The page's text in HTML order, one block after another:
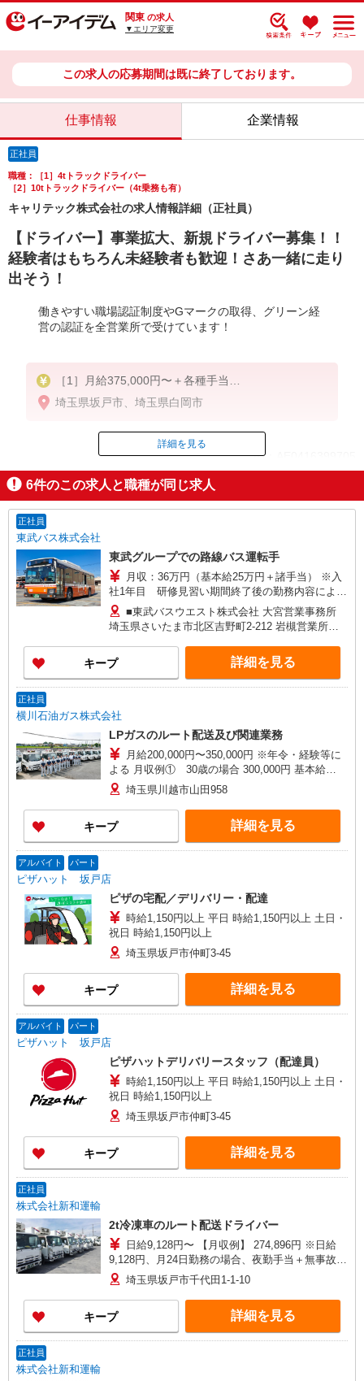
関東 の求人
▼エリア変更
この求人の応募期間は既に終了しております。
仕事情報 企業情報
正社員
職種：［1］4tトラックドライバー
［2］10tトラックドライバー（4t乗務も有）
キャリテック株式会社の求人情報詳細（正社員）
【ドライバー】事業拡大、新規ドライバー募集！！
経験者はもちろん未経験者も歓迎！さあ一緒に走り
出そう！
働きやすい職場認証制度やGマークの取得、グリーン経
営の認証を全営業所で受けています！
［1］月給375,000円〜＋各種手当
［2］月給405,000円〜＋各種手当
512万円 （賞与含む）
月給41万円 ※入社2年目、36歳（令和7年度実績）
※在籍者平均月収は422,000円
［試用期間］研修：1ヶ月〜最大6ヶ月（能力に準ず
る）
★2024年4月より9％のベースアップを実施しました
！さすが大手グループ企業！
★経験・能力・時間帯により変動有
★残業代全額支給（深夜時間帯割増有）
★繁忙期手当もらえちゃう！（年末年始1日当り5,50
0円〜8,000円）
埼玉県坂戸市、埼玉県白岡市
ID：AE0416399705
掲載期間終了
詳細を見る
6件のこの求人と職種が同じ求人
正社員
東武バス株式会社
東武グループでの路線バス運転手
月収：36万円（基本給25万円＋諸手当） ※入
社1年目 研修見習い期間終了後の勤務内容による
※入社時年齢により別途年齢加算あり ※世帯手当
別途支給あり（配偶者・子） ・入社祝金あり（最
大30万円） ・賞与あり（1年目は54万円、2年目以
降は年間5.5ヶ月分） ・昇給年1回有 〈年収例〉 ○
東京都・埼玉県・千葉県内勤務の場合【配偶者・
子1名扶養のケース】 勤続1年 年収530万円 勤
当・時間外割増・深夜割増等の諸手当および賞与
含む。
■東武バスウエスト株式会社 大宮営業事務所
埼玉県さいたま市北区吉野町2-212 岩槻営業所
埼玉県上尾市大字小敷谷字氷川後1015-1 川越営業
事務所 埼玉県川越市神明町14-8 坂戸営業所 埼
玉県坂戸市千代田5-4-23 新座営業事務所 埼玉県
キープ 詳細を見る
正社員
横川石油ガス株式会社
LPガスのルート配送及び関連業務
月給200,000円〜350,000円 ※年令・経験等に
よる 月収例① 30歳の場合 300,000円 基本給
250,000円＋残業手当50,000円（残業20時間） ※
宿直、残業代、交通費含む 月収例② 42歳の場合
350,000円 基本給300,000円＋残業手当50,000円
（残業20時間） ※宿直、残業代、交通費含む
埼玉県川越市山田958
キープ 詳細を見る
アルバイト パート
ピザハット 坂戸店
ピザの宅配／デリバリー・配達
時給1,150円以上 平日 時給1,150円以上 土日・
祝日 時給1,150円以上
埼玉県坂戸市仲町3-45
キープ 詳細を見る
アルバイト パート
ピザハット 坂戸店
ピザハットデリバリースタッフ（配達員）
時給1,150円以上 平日 時給1,150円以上 土日・
祝日 時給1,150円以上
埼玉県坂戸市仲町3-45
キープ 詳細を見る
正社員
株式会社新和運輸
2t冷凍車のルート配送ドライバー
日給9,128円〜 【月収例】 274,896円 ※日給
9,128円、月24日勤務の場合、夜勤手当＋無事故手
当3万円含む ※別途家族手当等支給 ※無事故手当
は入社3ヶ月後より支給
埼玉県坂戸市千代田1-1-10
キープ 詳細を見る
正社員
株式会社新和運輸